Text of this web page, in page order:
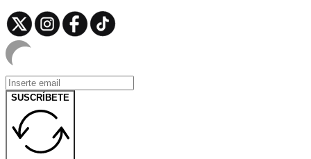
SUSCRÍBETE